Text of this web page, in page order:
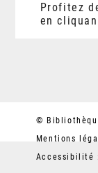
Profitez
en
©
Mentions
Accessibilité